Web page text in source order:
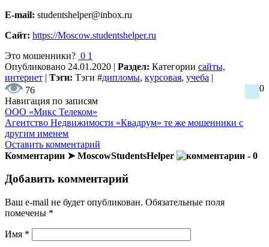
E-mail: studentshelper@inbox.ru
Сайт: https://Moscow.studentshelper.ru
Это мошенники? 0 1
Опубликовано 24.01.2020 | Раздел: Категории сайты,
интернет | Тэги: Тэги #дипломы, курсовая, учеба |
76
0
Навигация по записям
ООО «Микс Телеком»
Агентство Недвижимости «Квадрум» те же мошенники с
другим именем
Оставить комментарий
Комментарии ➤ MoscowStudentsHelper
- 0
Добавить комментарий
Ваш e-mail не будет опубликован. Обязательные поля
помечены *
Имя *